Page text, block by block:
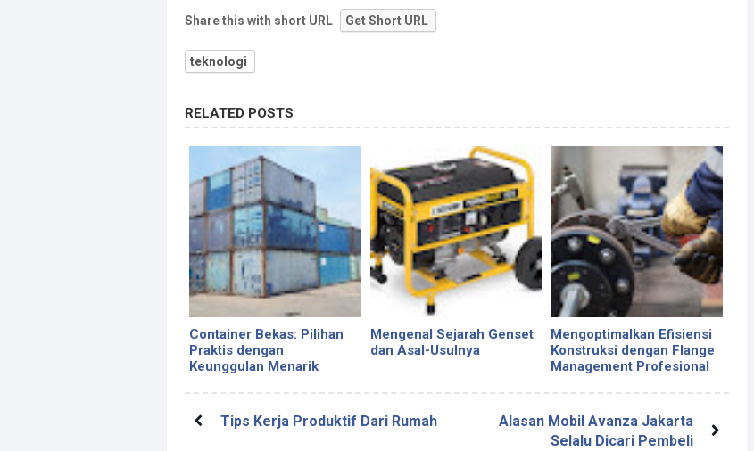
Share this with short URL Get Short URL
teknologi
RELATED POSTS
Container Bekas: Pilihan
Praktis dengan
Keunggulan Menarik
Mengenal Sejarah Genset
dan Asal-Usulnya
Mengoptimalkan Efisiensi
Konstruksi dengan Flange
Management Profesional
Tips Kerja Produktif Dari Rumah
Alasan Mobil Avanza Jakarta
Selalu Dicari Pembeli